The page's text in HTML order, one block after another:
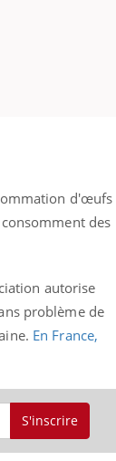
d'œufs
des
autorise
problème de
En France,
S'inscrire